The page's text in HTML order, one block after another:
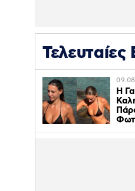
Τελευταίες
Η